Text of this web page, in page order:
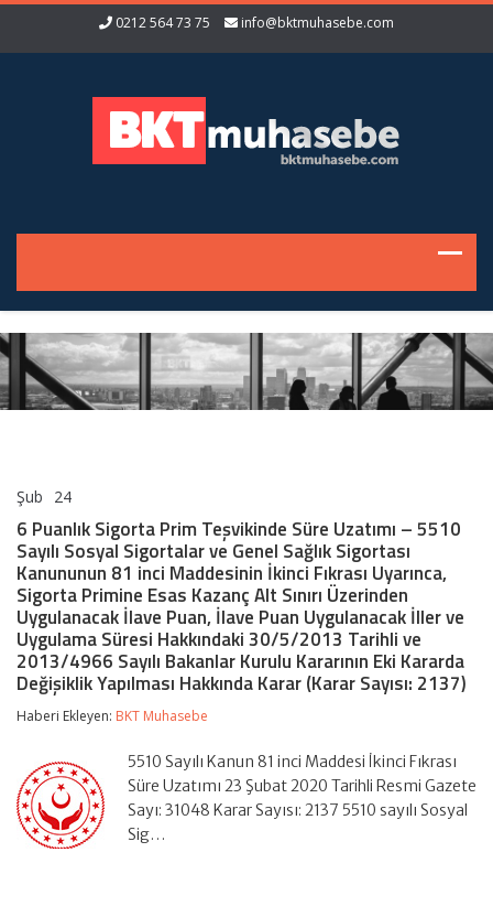
0212 564 73 75 info@bktmuhasebe.com
Şub 24
Sigorta
Prim
Teşvikinde
Süre
Uzatımı
–
5510
Sayılı
Sosyal
ve
Sağlık
Sigortası
Kanununun
81
inci
6 Puanlık Sigorta Prim Teşvikinde Süre Uzatımı – 5510
Sayılı Sosyal Sigortalar ve Genel Sağlık Sigortası
Kanununun 81 inci Maddesinin İkinci Fıkrası Uyarınca,
Sigorta Primine Esas Kazanç Alt Sınırı Üzerinden
Uygulanacak İlave Puan, İlave Puan Uygulanacak İller ve
Uygulama Süresi Hakkındaki 30/5/2013 Tarihli ve
2013/4966 Sayılı Bakanlar Kurulu Kararının Eki Kararda
Değişiklik Yapılması Hakkında Karar (Karar Sayısı: 2137)
Haberi Ekleyen: BKT Muhasebe
5510 Sayılı Kanun 81 inci Maddesi İkinci Fıkrası
Süre Uzatımı 23 Şubat 2020 Tarihli Resmi Gazete
Sayı: 31048 Karar Sayısı: 2137 5510 sayılı Sosyal
Sig…